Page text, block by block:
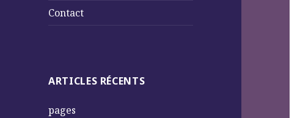
Contact
ARTICLES RÉCENTS
pages